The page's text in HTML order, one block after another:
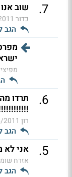
7
. שוב
כדור
הגב
6
.
תרדו
רון 23:16
הגב
5
. אני לא
אזרח
הגב